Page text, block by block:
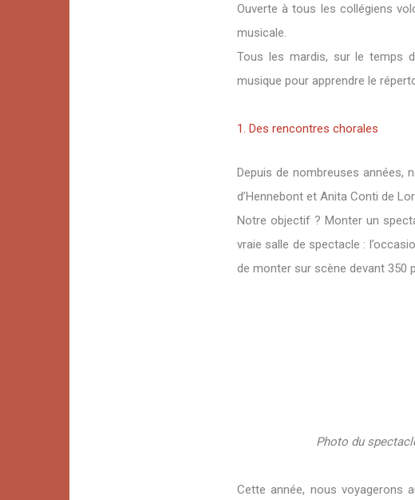
Ouverte à tous les collégiens
musicale.
Tous les mardis, sur le temps
musique pour apprendre le
1. Des rencontres chorales
Depuis de nombreuses années,
d’Hennebont et Anita Conti de
Notre objectif ? Monter un
vraie salle de spectacle :
de monter sur scène devant 350
Photo du
Cette année, nous voyagerons